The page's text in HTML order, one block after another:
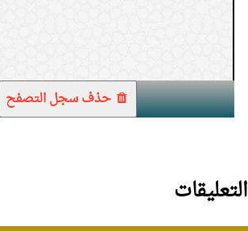
1. الفصل الأول: الضوابط
حذف سجل التصفح
التعليقات